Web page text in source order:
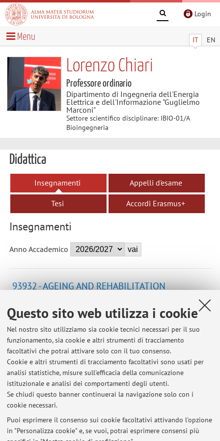
Questo sito web utilizza i cookie
Nel nostro sito utilizziamo sia cookie tecnici necessari per il suo
funzionamento, sia cookie e altri strumenti di tracciamento
facoltativi che potrai attivare solo con il tuo consenso.
Cookie e altri strumenti di tracciamento facoltativi sono usati per
analisi statistiche, misure sull'efficacia della comunicazione
istituzionale e analisi dei comportamenti degli utenti.
Se chiudi questo banner continuerai la navigazione solo con i
cookie necessari.
Puoi esprimere il consenso sui cookie facoltativi attivando l'opzione
in "Personalizza cookie" e, se vuoi, potrai esprimere consensi più
Login
IT EN
Menu
Lorenzo Chiari
Professore ordinario
Dipartimento di Ingegneria dell'Energia
Elettrica e dell'Informazione "Guglielmo
Marconi"
Settore scientifico disciplinare: IBIO-01/A
Bioingegneria
Didattica
Insegnamenti Appelli d'esame
Tesi Accordi Erasmus+
Insegnamenti
Anno Accademico
93932 - AGEING AND REHABILITATION
Campus:Cesena
Corso:
Laurea Magistrale in Biomedical Engineering
Periodo delle lezioni: dal 14 settembre 2026 al 15
dicembre 2026
Orario delle lezioni
Ultimi avvisi